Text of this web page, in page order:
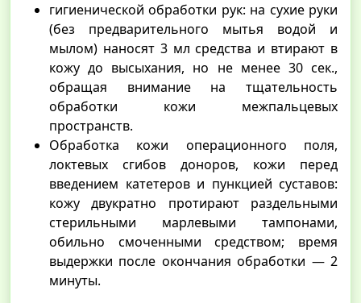
гигиенической обработки рук: на сухие руки
(без предварительного мытья водой и
мылом) наносят 3 мл средства и втирают в
кожу до высыхания, но не менее 30 сек.,
обращая внимание на тщательность
обработки кожи межпальцевых
пространств.
Обработка кожи операционного поля,
локтевых сгибов доноров, кожи перед
введением катетеров и пункцией суставов:
кожу двукратно протирают раздельными
стерильными марлевыми тампонами,
обильно смоченными средством; время
выдержки после окончания обработки — 2
минуты.